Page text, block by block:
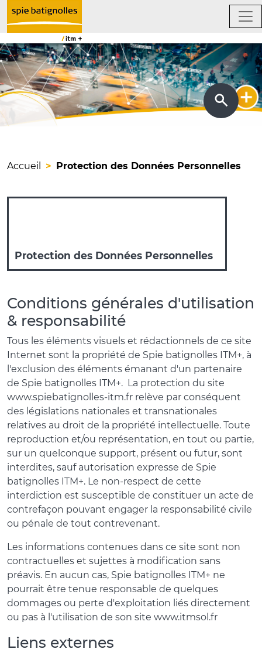
Accueil Protection des Données Personnelles
Protection des Données Personnelles
Conditions générales d'utilisation
& responsabilité
Tous les éléments visuels et rédactionnels de ce site
Internet sont la propriété de Spie batignolles ITM+, à
l'exclusion des éléments émanant d'un partenaire
de Spie batignolles ITM+. La protection du site
www.spiebatignolles-itm.fr relève par conséquent
des législations nationales et transnationales
relatives au droit de la propriété intellectuelle. Toute
reproduction et/ou représentation, en tout ou partie,
sur un quelconque support, présent ou futur, sont
interdites, sauf autorisation expresse de Spie
batignolles ITM+. Le non-respect de cette
interdiction est susceptible de constituer un acte de
contrefaçon pouvant engager la responsabilité civile
ou pénale de tout contrevenant.
Les informations contenues dans ce site sont non
contractuelles et sujettes à modification sans
préavis. En aucun cas, Spie batignolles ITM+ ne
pourrait être tenue responsable de quelques
dommages ou perte d'exploitation liés directement
ou pas à l'utilisation de son site www.itmsol.fr
Liens externes